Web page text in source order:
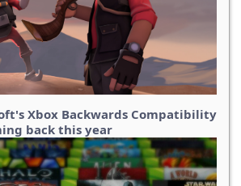
Xbox Backwards Compatibility
back this year